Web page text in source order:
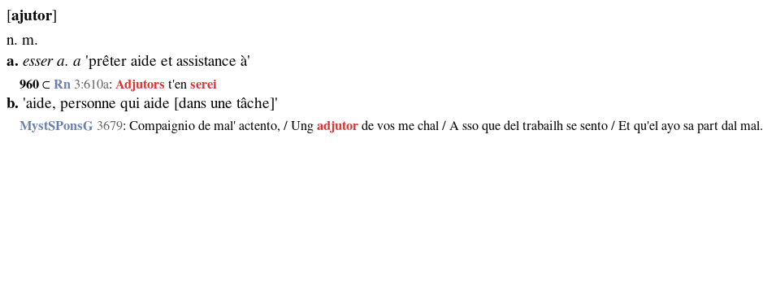
[ajutor]
n. m.
a. esser a. a 'prêter aide et assistance à'
960 ⊂Rn 3:610a: Adjutors t'enserei
b. 'aide, personne qui aide [dans une tâche]'
MystSPonsG 3679: Compaignio de mal' actento, / Ungadjutor de vos me chal / A sso que del trabailh se sento / Et qu'el ayo sa part dal mal.